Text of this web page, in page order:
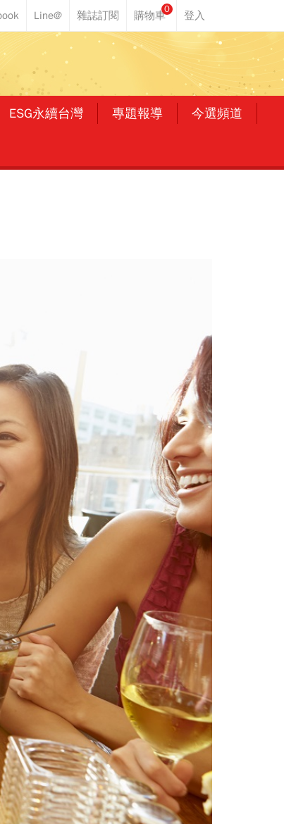
0
ESG永續台灣 專題報導 今選頻道